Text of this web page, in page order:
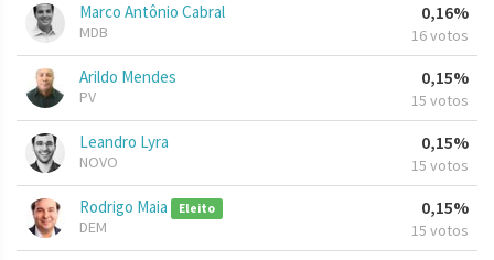
Marco Antônio Cabral
MDB
0,16%
16 votos
Arildo Mendes
PV
0,15%
15 votos
Leandro Lyra
NOVO
0,15%
15 votos
Rodrigo Maia Eleito
DEM
0,15%
15 votos